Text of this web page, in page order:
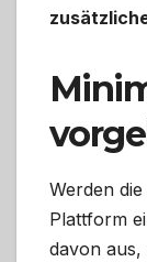
Werden
Plattform
davon